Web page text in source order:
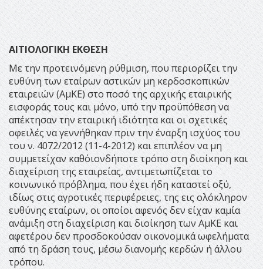
ΑΙΤΙΟΛΟΓΙΚΗ ΕΚΘΕΣΗ
Με την προτεινόμενη ρύθμιση, που περιορίζει την
ευθύνη των εταίρων αστικών μη κερδοσκοπικών
εταιρειών (ΑμΚΕ) στο ποσό της αρχικής εταιρικής
εισφοράς τους και μόνο, υπό την προϋπόθεση να
απέκτησαν την εταιρική ιδιότητα και οι σχετικές
οφειλές να γεννήθηκαν πριν την έναρξη ισχύος του
του ν. 4072/2012 (11-4-2012) και επιπλέον να μη
συμμετείχαν καθ΄οιονδήποτε τρόπο στη διοίκηση και
διαχείριση της εταιρείας, αντιμετωπίζεται το
κοινωνικό πρόβλημα, που έχει ήδη καταστεί οξύ,
ιδίως στις αγροτικές περιφέρειες, της εις ολόκληρον
ευθύνης εταίρων, οι οποίοι αφενός δεν είχαν καμία
ανάμιξη στη διαχείριση και διοίκηση των ΑμΚΕ και
αφετέρου δεν προσδοκούσαν οικονομικά ωφελήματα
από τη δράση τους, μέσω διανομής κερδών ή άλλου
τρόπου.